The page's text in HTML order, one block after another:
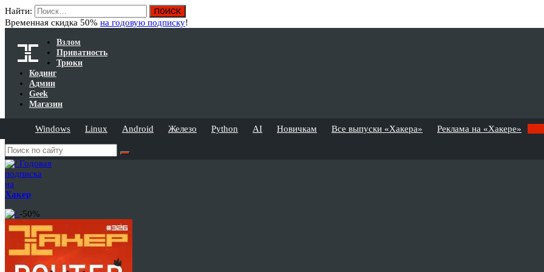
Найти:
Временная скидка 50% на годовую подписку!
Взлом
Приватность
Трюки
Кодинг
Админ
Geek
Магазин
Windows Linux Android Железо Python AI Новичкам Все выпуски «Хакера» Реклама на «Хакере»
Годовая
подписка
на
Хакер
-50%